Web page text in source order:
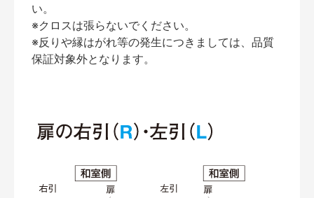
い。
※クロスは張らないでください。
※反りや縁はがれ等の発生につきましては、品質
保証対象外となります。